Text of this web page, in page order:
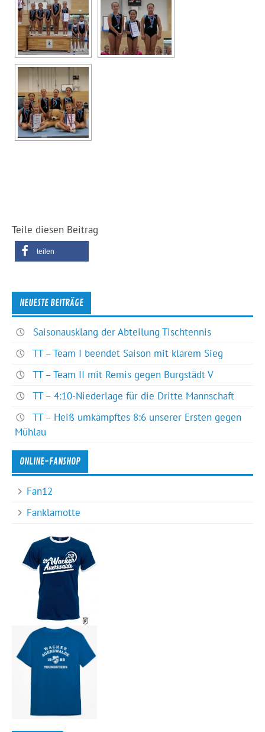
Teile diesen Beitrag
teilen
NEUESTE BEITRÄGE
Saisonausklang der Abteilung Tischtennis
TT – Team I beendet Saison mit klarem Sieg
TT – Team II mit Remis gegen Burgstädt V
TT – 4:10-Niederlage für die Dritte Mannschaft
TT – Heiß umkämpftes 8:6 unserer Ersten gegen
Mühlau
ONLINE-FANSHOP
Fan12
Fanklamotte